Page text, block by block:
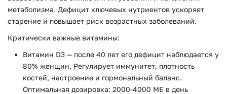
метаболизма. Дефицит ключевых нутриентов ускоряет
старение и повышает риск возрастных заболеваний.
Критически важные витамины:
Витамин D3 — после 40 лет его дефицит наблюдается у
80% женщин. Регулирует иммунитет, плотность
костей, настроение и гормональный баланс.
Оптимальная дозировка: 2000-4000 МЕ в день